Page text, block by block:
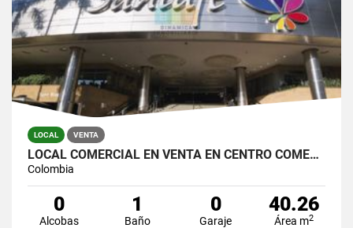
LOCAL VENTA
LOCAL COMERCIAL EN VENTA EN CENTRO COMERCIAL SANTA FE - POBLADO
Colombia
0
Alcobas
1
Baño
0
Garaje
40.26
Área m2